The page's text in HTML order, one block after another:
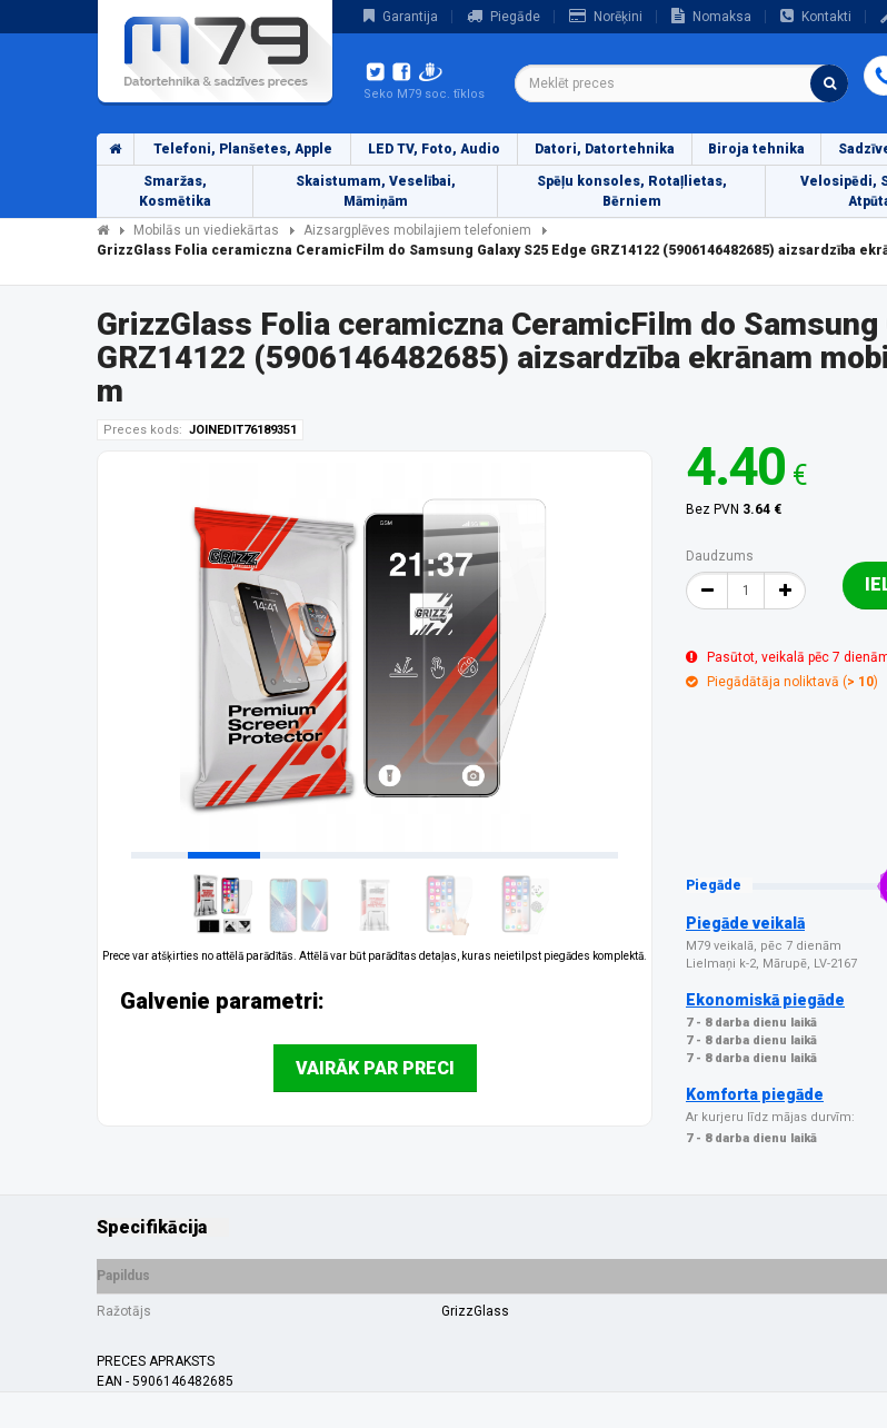
Garantija Piegāde Norēķini Nomaksa Kontakti
Seko M79 soc. tīklos
Telefoni, Planšetes, Apple LED TV, Foto, Audio Datori, Datortehnika Biroja tehnika
Smaržas,
Kosmētika
Skaistumam, Veselībai,
Māmiņām
Spēļu konsoles, Rotaļlietas,
Bērniem
Velosipēdi,
Mobilās un viediekārtas
Aizsargplēves mobilajiem telefoniem
GrizzGlass Folia ceramiczna CeramicFilm do Samsung Galaxy S25 Edge GRZ14122 (5906146482685) aizsardzība
GrizzGlass Folia ceramiczna CeramicFilm do Samsung
GRZ14122 (5906146482685) aizsardzība ekrānam
m
Preces kods: JOINEDIT76189351
Prece var atšķirties no attēlā parādītās. Attēlā var būt parādītas detaļas, kuras neietilpst piegādes komplektā.
Galvenie parametri:
VAIRĀK PAR PRECI
4.40 €
Bez PVN 3.64 €
Daudzums
Pasūtot, veikalā pēc 7
Piegādātāja noliktavā (> 10)
Piegāde
Piegāde veikalā
M79 veikalā, pēc 7 dienām
Lielmaņi k-2, Mārupē, LV-2167
Ekonomiskā piegāde
7 - 8 darba dienu laikā
7 - 8 darba dienu laikā
7 - 8 darba dienu laikā
Komforta piegāde
Ar kurjeru līdz mājas durvīm:
7 - 8 darba dienu laikā
Specifikācija
Papildus
Ražotājs GrizzGlass
PRECES APRAKSTS
EAN - 5906146482685